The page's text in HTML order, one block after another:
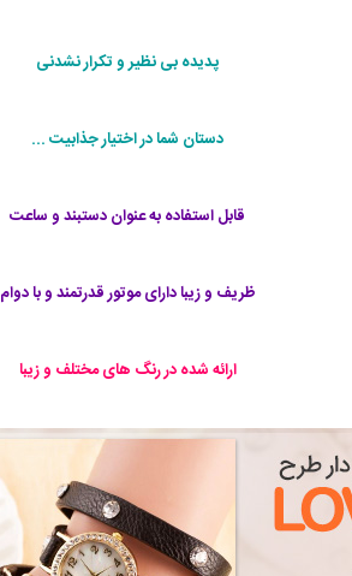
پدیده بی نظیر و تکرار نشدنی
دستان شما در اختیار جذابیت ...
قابل استفاده به عنوان دستبند و ساعت
ظریف و زیبا دارای موتور قدرتمند و با دوام
ارائه شده در رنگ های مختلف و زیبا